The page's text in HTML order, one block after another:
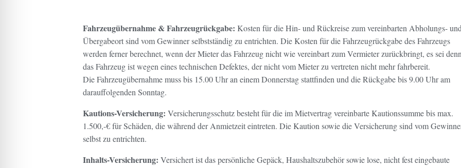
Fahrzeugübernahme & Fahrzeugrückgabe: Kosten für die Hin- und Rückreise zum vereinbarten Abholungs- und
Übergabeort sind vom Gewinner selbstständig zu entrichten. Die Kosten für die Fahrzeugrückgabe des Fahrzeugs
werden ferner berechnet, wenn der Mieter das Fahrzeug nicht wie vereinbart zum Vermieter zurückbringt, es sei denn
das Fahrzeug ist wegen eines technischen Defektes, der nicht vom Mieter zu vertreten nicht mehr fahrbereit.
Die Fahrzeugübernahme muss bis 15.00 Uhr an einem Donnerstag stattfinden und die Rückgabe bis 9.00 Uhr am
darauffolgenden Sonntag.
Kautions-Versicherung: Versicherungsschutz besteht für die im Mietvertrag vereinbarte Kautionssumme bis max.
1.500,-€ für Schäden, die während der Anmietzeit eintreten. Die Kaution sowie die Versicherung sind vom
selbst zu entrichten.
Inhalts-Versicherung: Versichert ist das persönliche Gepäck, Haushaltszubehör sowie lose, nicht fest eingebaute